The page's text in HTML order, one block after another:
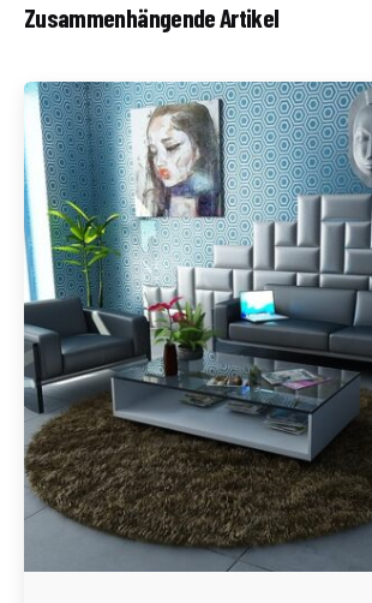
Zusammenhängende Artikel
Geschrieben von
Redaktion Immofragen Wiener
Land